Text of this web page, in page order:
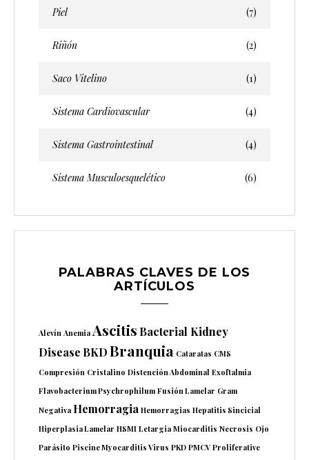
Piel (7)
Riñón (2)
Saco Vitelino (1)
Sistema Cardiovascular (4)
Sistema Gastrointestinal (4)
Sistema Musculoesquelético (6)
PALABRAS CLAVES DE LOS
ARTÍCULOS
Alevín Anemia Ascitis Bacterial Kidney
Disease BKDBranquia Cataratas CMS
Compresión Cristalino Distención Abdominal Exoftalmia
Flavobacterium Psychrophilum Fusión Lamelar Gram
Negativa Hemorragia Hemorragias Hepatitis Sincicial
Hiperplasia Lamelar HSMI Letargia Miocarditis Necrosis Ojo
Parásito Piscine Myocarditis Virus PKD PMCV Proliferative